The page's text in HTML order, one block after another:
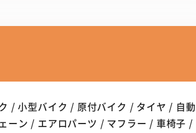
/ 小型バイク / 原付バイク / タイヤ / 自動
ーン / エアロパーツ / マフラー / 車椅子 /